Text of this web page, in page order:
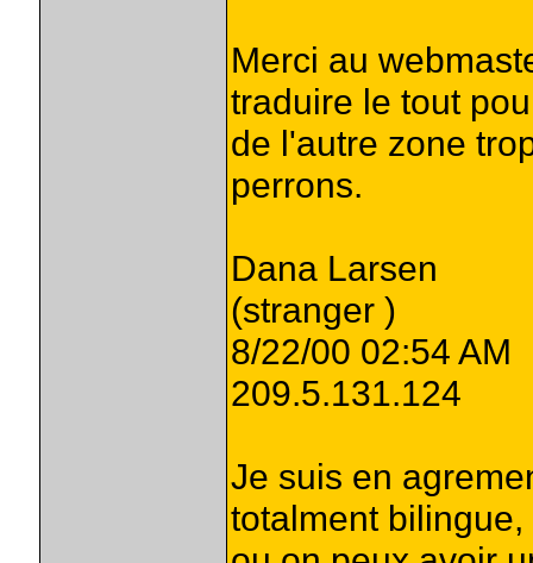
Merci au
traduire le tout
de l'autre zone
perrons.
Dana Larsen
(stranger )
8/22/00 02:54 AM
209.5.131.124
Je suis en
totalment